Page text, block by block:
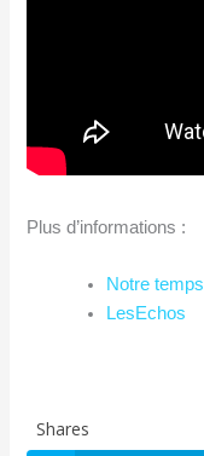
Plus d’informations :
Notre temps
LesEchos
Shares